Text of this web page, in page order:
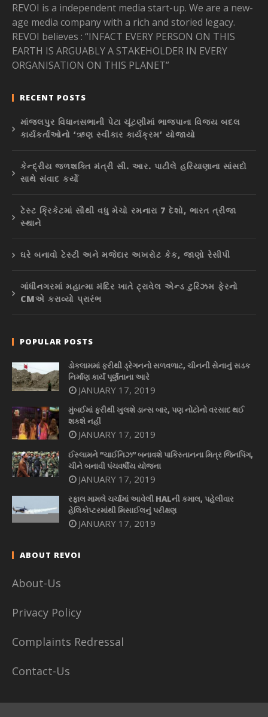
REVOI is a independent media start-up. We are a new-
age media company with a rich and storied legacy.
REVOI believes : “INFACT EVERY PERSON ON THIS
EARTH IS ARGUABLY A STAKEHOLDER IN EVERY
ORGANISATION ON THIS PLANET”
RECENT POSTS
માંજલપુર વિધાનસભાની પેટા ચૂંટણીમાં ભાજપાના વિજય બદલ
કાર્યકર્તાઓનો ‘ઋણ સ્વીકાર કાર્યક્રમ’ યોજાયો
કેન્દ્રીય જળશક્તિ મંત્રી સી. આર. પાટીલે હરિયાણાના સાંસદો
સાથે સંવાદ કર્યો
ટેસ્ટ ક્રિકેટમાં સૌથી વધુ મેચો રમનારા 7 દેશો, ભારત ત્રીજા
સ્થાને
ઘરે બનાવો ટેસ્ટી અને મજેદાર અખરોટ કેક, જાણો રેસીપી
ગાંધીનગરમાં મહાત્મા મંદિર ખાતે ટ્રાવેલ એન્ડ ટુરિઝમ ફેરનો
CMએ કરાવ્યો પ્રારંભ
POPULAR POSTS
ડોકલામમાં ફરીથી ડ્રેગનનો સળવળાટ, ચીનની સેનાનું સડક
નિર્માણ કાર્ય પૂર્ણતાના આરે
JANUARY 17, 2019
મુંબઈમાં ફરીથી ખુલશે ડાન્સ બાર, પણ નોટોનો વરસાદ થઈ
શકશે નહીં
JANUARY 17, 2019
ઈસ્લામને “ચાઈનિઝ” બનાવશે પાકિસ્તાનના મિત્ર જિનપિંગ,
ચીને બનાવી પંચવર્ષીય યોજના
JANUARY 17, 2019
રફાલ મામલે ચર્ચામાં આવેલી HALની કમાલ, પહેલીવાર
હેલિકોપ્ટરમાંથી મિસાઈલનું પરીક્ષણ
JANUARY 17, 2019
ABOUT REVOI
About-Us
Privacy Policy
Complaints Redressal
Contact-Us